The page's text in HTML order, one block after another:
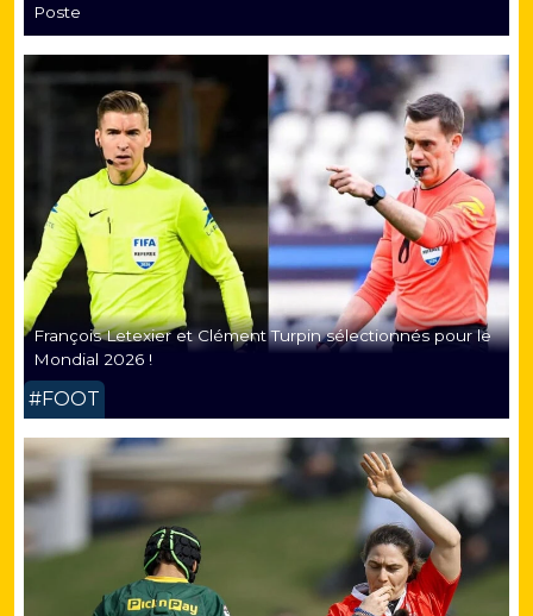
Poste
François Letexier et Clément Turpin sélectionnés pour le
Mondial 2026 !
#FOOT